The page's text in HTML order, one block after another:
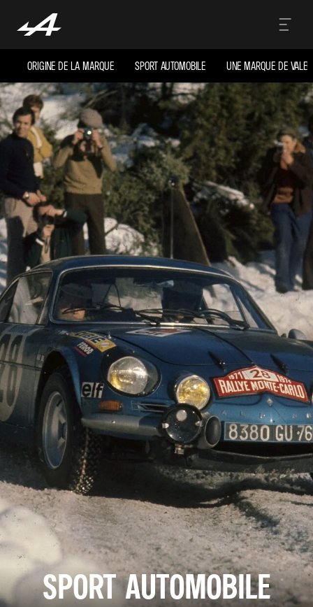
ORIGINE DE LA MARQUE SPORT AUTOMOBILE UNE MARQUE DE
SPORT AUTOMOBILE